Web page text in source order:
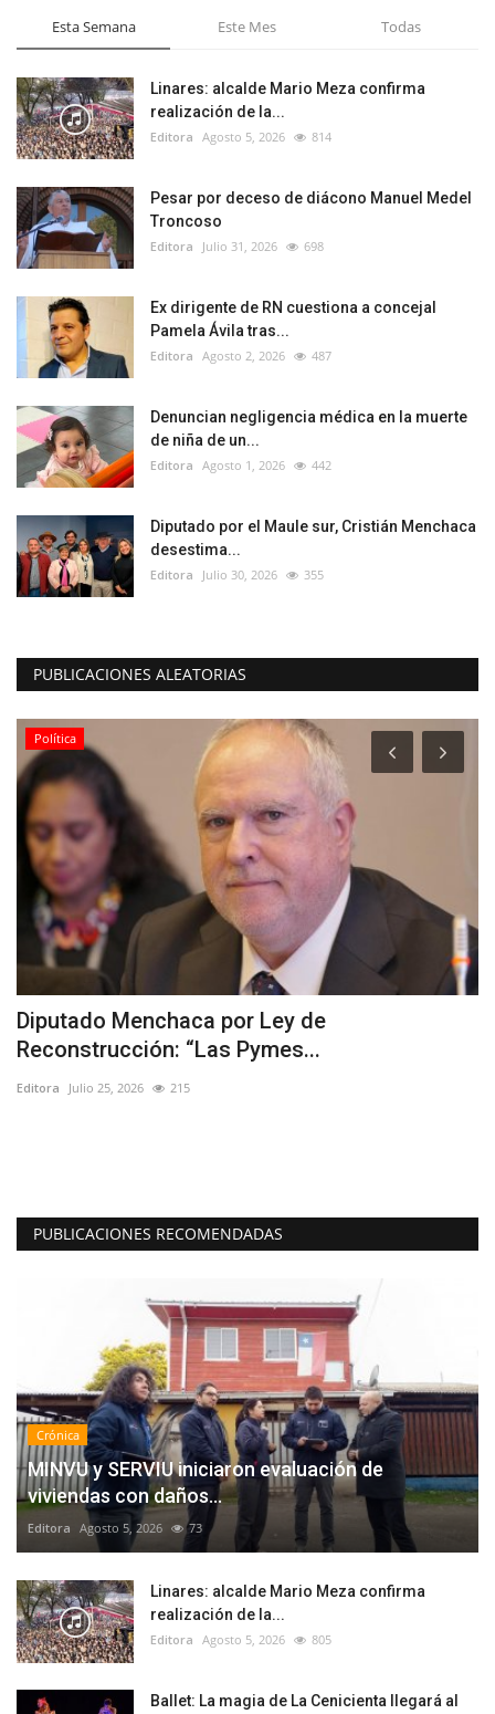
Esta Semana Este Mes Todas
Linares: alcalde Mario Meza confirma
realización de la...
Editora Agosto 5, 2026 814
Pesar por deceso de diácono Manuel Medel
Troncoso
Editora Julio 31, 2026 698
Ex dirigente de RN cuestiona a concejal
Pamela Ávila tras...
Editora Agosto 2, 2026 487
Denuncian negligencia médica en la muerte
de niña de un...
Editora Agosto 1, 2026 442
Diputado por el Maule sur, Cristián Menchaca
desestima...
Editora Julio 30, 2026 355
PUBLICACIONES ALEATORIAS
Política
Diputado Menchaca por Ley de
Reconstrucción: “Las Pymes...
Editora Julio 25, 2026 215
PUBLICACIONES RECOMENDADAS
Crónica
MINVU y SERVIU iniciaron evaluación de
viviendas con daños...
Editora Agosto 5, 2026 73
Linares: alcalde Mario Meza confirma
realización de la...
Editora Agosto 5, 2026 805
Ballet: La magia de La Cenicienta llegará al